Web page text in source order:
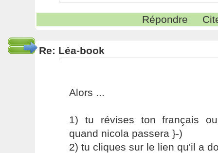
Répondre
Re: Léa-book
Alors ...
1) tu révises ton français
quand nicola passera }-)
2) tu cliques sur le lien qu'il a